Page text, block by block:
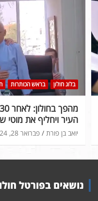
בלוג חולון בראש הכותרות
העיר ויחליף את מוטי
פברואר 28, 2024 יואב בן פורת
נושאים בפורטל